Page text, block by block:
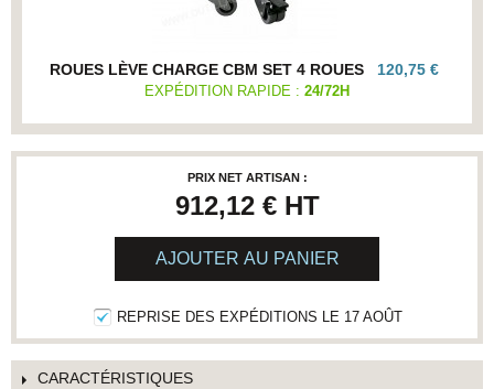
ROUES LÈVE CHARGE CBM SET 4 ROUES 120,75 €
EXPÉDITION RAPIDE : 24/72H
PRIX NET ARTISAN :
912,12 €HT
AJOUTER AU PANIER
REPRISE DES EXPÉDITIONS LE 17 AOÛT
CARACTÉRISTIQUES